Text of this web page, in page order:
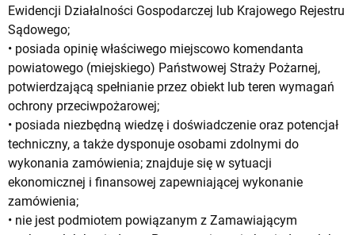
Ewidencji Działalności Gospodarczej lub Krajowego Rejestru
Sądowego;
• posiada opinię właściwego miejscowo komendanta
powiatowego (miejskiego) Państwowej Straży Pożarnej,
potwierdzającą spełnianie przez obiekt lub teren wymagań
ochrony przeciwpożarowej;
• posiada niezbędną wiedzę i doświadczenie oraz potencjał
techniczny, a także dysponuje osobami zdolnymi do
wykonania zamówienia; znajduje się w sytuacji
ekonomicznej i finansowej zapewniającej wykonanie
zamówienia;
• nie jest podmiotem powiązanym z Zamawiającym